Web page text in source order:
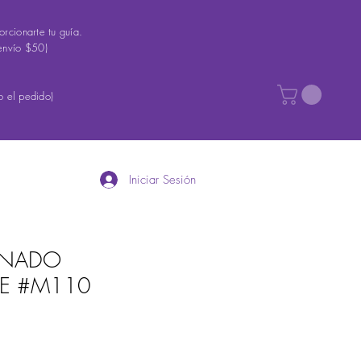
tu guía.
$50)
el pedido)
Iniciar Sesión
#M110